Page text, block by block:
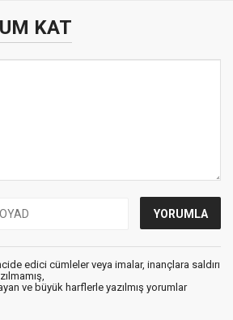
KAT
edici cümleler veya imalar, inançlara saldırı
ve büyük harflerle yazılmış yorumlar